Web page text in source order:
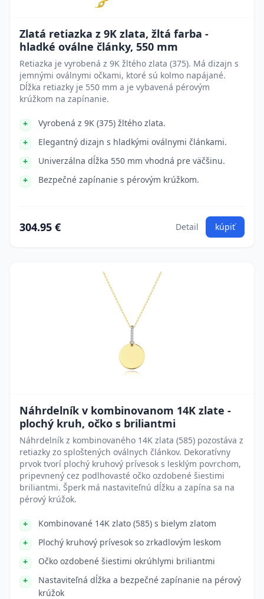
Zlatá retiazka z 9K zlata, žltá farba -
hladké oválne články, 550 mm
Retiazka je vyrobená z 9K žltého zlata (375). Má dizajn s
jemnými oválnymi očkami, ktoré sú kolmo napájané.
Dĺžka retiazky je 550 mm a je vybavená pérovým
krúžkom na zapínanie.
Vyrobená z 9K (375) žltého zlata.
Elegantný dizajn s hladkými oválnymi článkami.
Univerzálna dĺžka 550 mm vhodná pre väčšinu.
Bezpečné zapínanie s pérovým krúžkom.
304.95 € Detail kúpiť
Náhrdelník v kombinovanom 14K zlate -
plochý kruh, očko s briliantmi
Náhrdelník z kombinovaného 14K zlata (585) pozostáva z
retiazky zo sploštených oválnych článkov. Dekoratívny
prvok tvorí plochý kruhový prívesok s lesklým povrchom,
pripevnený cez podlhovasté očko ozdobené šiestimi
briliantmi. Šperk má nastaviteľnú dĺžku a zapína sa na
pérový krúžok.
Kombinované 14K zlato (585) s bielym zlatom
Plochý kruhový prívesok so zrkadlovým leskom
Očko ozdobené šiestimi okrúhlymi briliantmi
Nastaviteľná dĺžka a bezpečné zapínanie na pérový
krúžok